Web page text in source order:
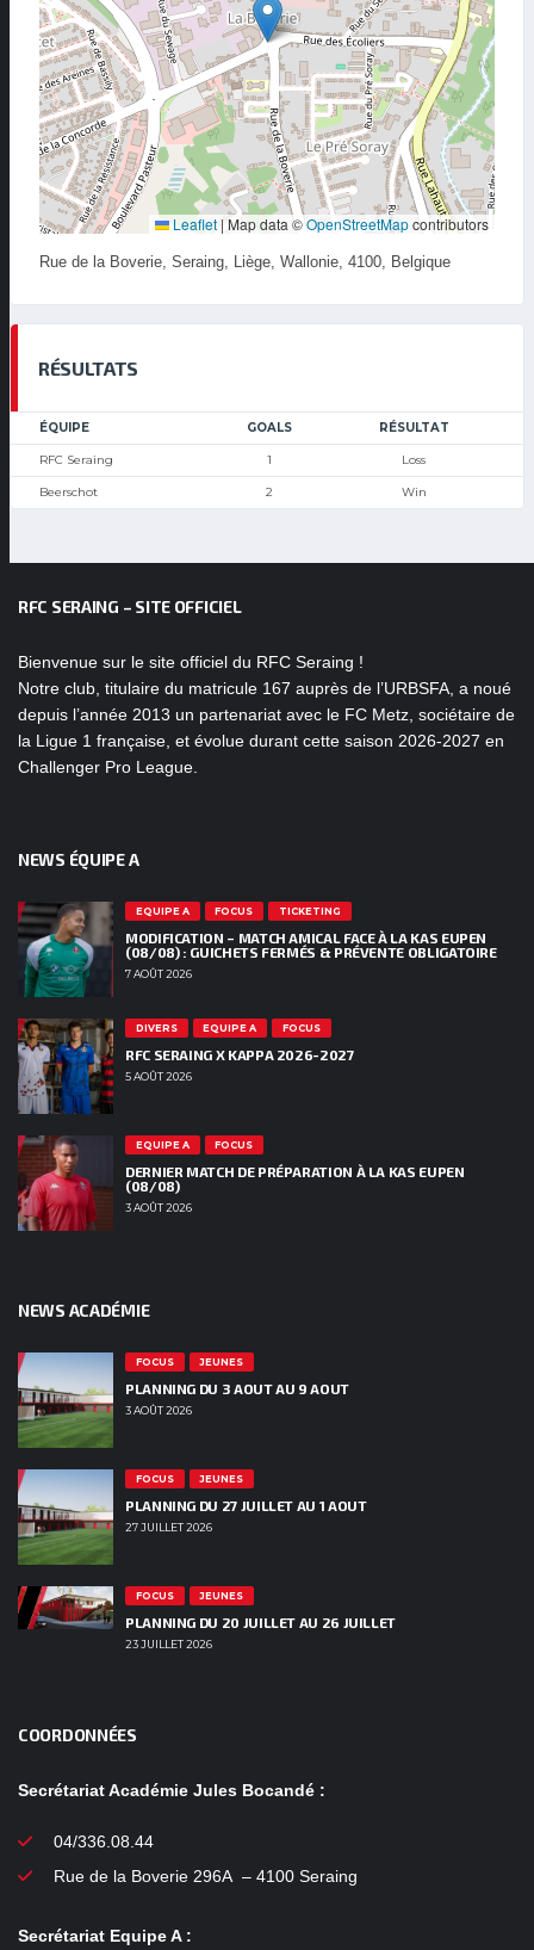
Leaflet | Map data ©OpenStreetMapcontributors
Rue de la Boverie, Seraing, Liège, Wallonie, 4100, Belgique
RÉSULTATS
ÉQUIPE GOALS RÉSULTAT
RFC Seraing 1 Loss
Beerschot 2 Win
RFC SERAING – SITE OFFICIEL
Bienvenue sur le site officiel du RFC Seraing !
Notre club, titulaire du matricule 167 auprès de l’URBSFA, a noué
depuis l’année 2013 un partenariat avec le FC Metz, sociétaire de
la Ligue 1 française, et évolue durant cette saison 2026-2027 en
Challenger Pro League.
NEWS ÉQUIPE A
EQUIPE A FOCUS TICKETING
MODIFICATION – MATCH AMICAL FACE À LA KAS EUPEN
(08/08) : GUICHETS FERMÉS & PRÉVENTE OBLIGATOIRE
7 AOÛT 2026
DIVERS EQUIPE A FOCUS
RFC SERAING X KAPPA 2026-2027
5 AOÛT 2026
EQUIPE A FOCUS
DERNIER MATCH DE PRÉPARATION À LA KAS EUPEN
(08/08)
3 AOÛT 2026
NEWS ACADÉMIE
FOCUS JEUNES
PLANNING DU 3 AOUT AU 9 AOUT
3 AOÛT 2026
FOCUS JEUNES
PLANNING DU 27 JUILLET AU 1 AOUT
27 JUILLET 2026
FOCUS JEUNES
PLANNING DU 20 JUILLET AU 26 JUILLET
23 JUILLET 2026
COORDONNÉES
Secrétariat Académie Jules Bocandé :
04/336.08.44
Rue de la Boverie 296A – 4100 Seraing
Secrétariat Equipe A :